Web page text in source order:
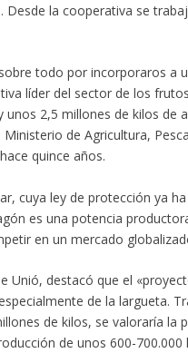
la cooperativa se
todo por incorporaros a
líder del sector de los
2,5 millones de kilos de
de Agricultura,
quince años.
cuya ley de protección ya
es una potencia
en un mercado
Unió, destacó que el
de la largueta.
de kilos, se valoraría la
de unos 600-